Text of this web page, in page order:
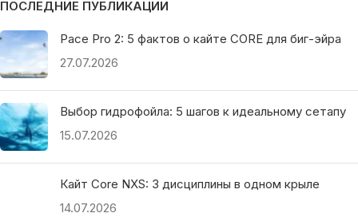
ПОСЛЕДНИЕ ПУБЛИКАЦИИ
Pace Pro 2: 5 фактов о кайте CORE для биг-эйра
27.07.2026
Выбор гидрофойла: 5 шагов к идеальному сетапу
15.07.2026
Кайт Core NXS: 3 дисциплины в одном крыле
14.07.2026